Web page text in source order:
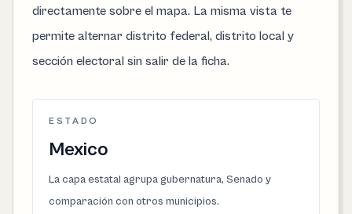
directamente sobre el mapa. La misma vista te
permite alternar distrito federal, distrito local y
sección electoral sin salir de la ficha.
ESTADO
Mexico
La capa estatal agrupa gubernatura, Senado y
comparación con otros municipios.